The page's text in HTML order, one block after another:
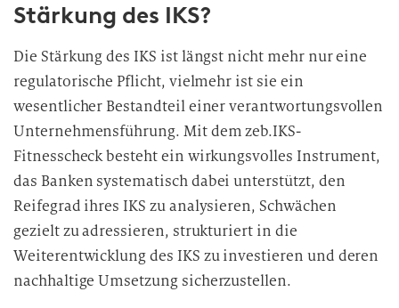
Stärkung des IKS?
Die Stärkung des IKS ist längst nicht mehr nur eine
regulatorische Pflicht, vielmehr ist sie ein
wesentlicher Bestandteil einer verantwortungsvollen
Unternehmensführung. Mit dem zeb.IKS-
Fitnesscheck besteht ein wirkungsvolles Instrument,
das Banken systematisch dabei unterstützt, den
Reifegrad ihres IKS zu analysieren, Schwächen
gezielt zu adressieren, strukturiert in die
Weiterentwicklung des IKS zu investieren und deren
nachhaltige Umsetzung sicherzustellen.